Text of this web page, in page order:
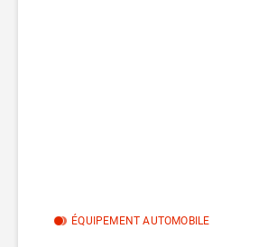
ÉQUIPEMENT AUTOMOBILE